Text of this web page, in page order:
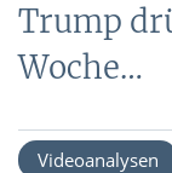
Trump
Woche…
Videoanalysen